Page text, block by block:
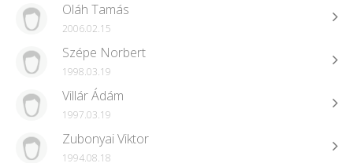
Oláh Tamás
2006.02.15
Szépe Norbert
1998.03.19
Villár Ádám
1997.03.19
Zubonyai Viktor
1994.08.18